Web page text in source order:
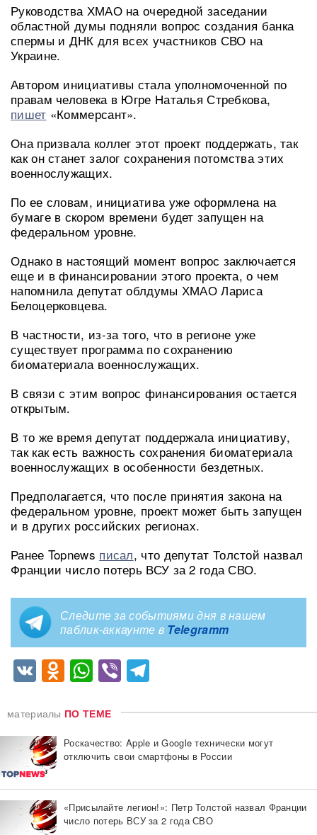
Руководства ХМАО на очередной заседании
областной думы подняли вопрос создания банка
спермы и ДНК для всех участников СВО на
Украине.
Автором инициативы стала уполномоченной по
правам человека в Югре Наталья Стребкова,
пишет «Коммерсант».
Она призвала коллег этот проект поддержать, так
как он станет залог сохранения потомства этих
военнослужащих.
По ее словам, инициатива уже оформлена на
бумаге в скором времени будет запущен на
федеральном уровне.
Однако в настоящий момент вопрос заключается
еще и в финансировании этого проекта, о чем
напомнила депутат облдумы ХМАО Лариса
Белоцерковцева.
В частности, из-за того, что в регионе уже
существует программа по сохранению
биоматериала военнослужащих.
В связи с этим вопрос финансирования остается
открытым.
В то же время депутат поддержала инициативу,
так как есть важность сохранения биоматериала
военнослужащих в особенности бездетных.
Предполагается, что после принятия закона на
федеральном уровне, проект может быть запущен
и в других российских регионах.
Ранее Topnews писал, что депутат Толстой назвал
Франции число потерь ВСУ за 2 года СВО.
Следите за событиями дня в нашем
паблик-аккаунте в Telegramm
VKOdnoklassniki
WhatsApp
Viber
материалы ПО ТЕМЕ
Роскачество: Apple и Google технически могут
отключить свои смартфоны в России
«Присылайте легион!»: Петр Толстой назвал Франции
число потерь ВСУ за 2 года СВО